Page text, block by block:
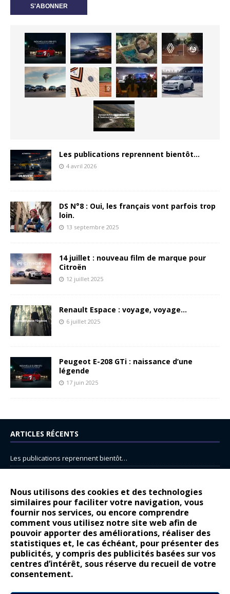
Nous utilisons des cookies et des technologies
similaires pour faciliter votre navigation, vous
fournir nos services, ou encore comprendre
comment vous utilisez notre site web afin de
pouvoir apporter des améliorations, réaliser des
statistiques et, le cas échéant, pour présenter des
publicités, y compris des publicités basées sur vos
centres d’intérêt, sous réserve du recueil de votre
consentement.
Les publications reprennent bientôt…
4 avril 2026
DS N°8 : Oui, les français vont parfois trop
loin.
13 septembre 2025
14 juillet : nouveau film de marque pour
Citroën
12 juillet 2025
Renault Espace : voyage, voyage…
6 juillet 2025
Peugeot E-208 GTi : naissance d’une
légende
17 juin 2025
ARTICLES RÉCENTS
Les publications reprennent bientôt…
14 juillet : nouveau film de marque pour Citroën
Renault Espace : voyage, voyage…
Peugeot E-208 GTi : naissance d’une légende
COMMENTAIRES RÉCENTS
Bernard DardartdansDacia Sandero : pour les gens vrais